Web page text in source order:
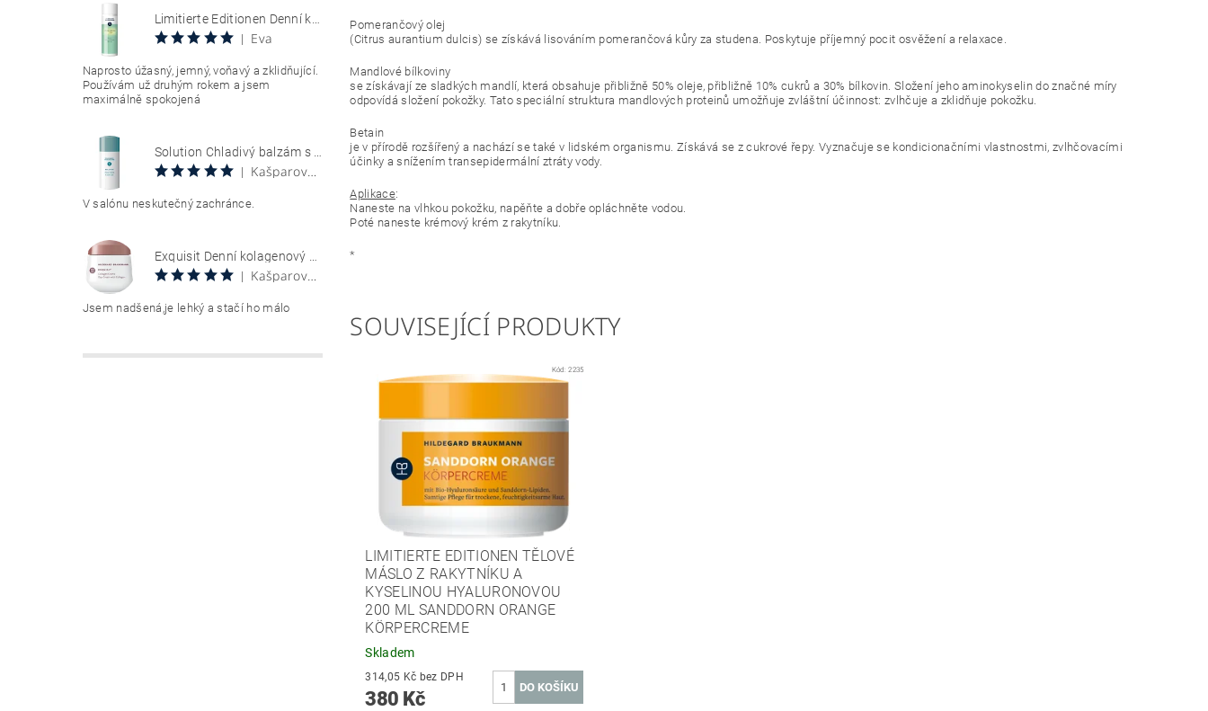
Limitierte Editionen Denní krém s SPF 30, chránící citlivou pokožku se sklonem k zarudnutí a kuperóze 50 ml Hyaluron Sun Relax Tages Creme SPF 30
|
Eva
Naprosto úžasný, jemný, voňavý a zklidňující.
Používám už druhým rokem a jsem
maximálně spokojená
Solution Chladivý balzám s aloe vera 100 ml Aloe Vera Cool Gel
|
Kašparová Vendula
V salónu neskutečný zachránce.
Exquisit Denní kolagenový krém 50 ml Collagen Creme Tag
|
Kašparová Vendula
Jsem nadšená,je lehký a stačí ho málo
Pomerančový olej
(Citrus aurantium dulcis) se získává lisováním pomerančová kůry za studena. Poskytuje příjemný pocit osvěžení a relaxace.
Mandlové bílkoviny
se získávají ze sladkých mandlí, která obsahuje přibližně 50% oleje, přibližně 10% cukrů a 30% bílkovin. Složení jeho aminokyselin do značné míry
odpovídá složení pokožky. Tato speciální struktura mandlových proteinů umožňuje zvláštní účinnost: zvlhčuje a zklidňuje pokožku.
Betain
je v přírodě rozšířený a nachází se také v lidském organismu. Získává se z cukrové řepy. Vyznačuje se kondicionačními vlastnostmi, zvlhčovacími
účinky a snížením transepidermální ztráty vody.
Aplikace:
Naneste na vlhkou pokožku, napěňte a dobře opláchněte vodou.
Poté naneste krémový krém z rakytníku.
*
SOUVISEJÍCÍ PRODUKTY
Kód:2235
LIMITIERTE EDITIONEN TĚLOVÉ
MÁSLO Z RAKYTNÍKU A
KYSELINOU HYALURONOVOU
200 ML SANDDORN ORANGE
KÖRPERCREME
Skladem
314,05 Kč bez DPH
380 Kč